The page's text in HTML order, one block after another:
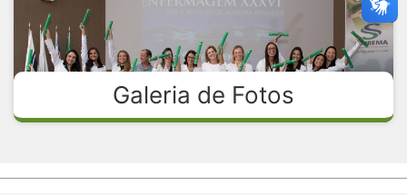
Galeria de Fotos